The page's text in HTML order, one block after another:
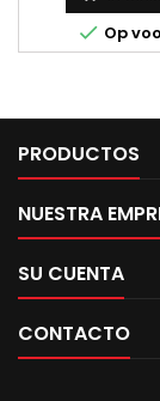
 Op
PRODUCTOS
NUESTRA
SU CUENTA
CONTACTO